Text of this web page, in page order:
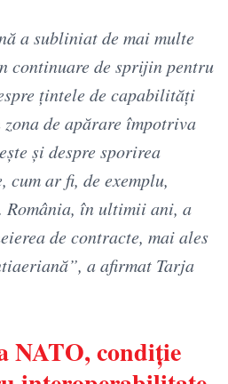
a subliniat de mai multe
continuare de sprijin pentru
ţintele de capabilităţi
de apărare împotriva
şi despre sporirea
cum ar fi, de exemplu,
România, în ultimii ani, a
de contracte, mai ales
a afirmat Tarja
NATO, condiție